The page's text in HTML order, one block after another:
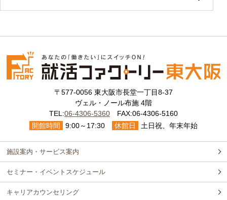
〒577-0056 東大阪市長堂一丁目8-37
ヴェル・ノール布施 4階
TEL:06-4306-5360FAX:06-4306-5160
開館時間
9:00～17:30 休館日 土日祝、年末年始
施設案内・サービス案内
セミナー・イベントスケジュール
キャリアカウンセリング